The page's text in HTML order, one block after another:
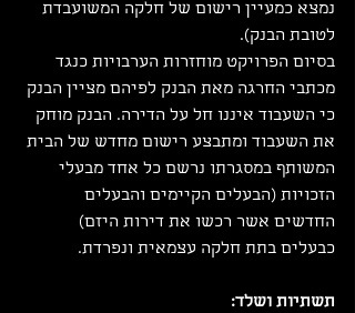
נמצא כמעיין רישום של חלקה המשועבדת
לטובת הבנק).
בסיום הפרויקט מוחזרות הערבויות כנגד
מכתבי החרגה מאת הבנק לפיהם מציין הבנק
כי השעבוד איננו חל על הדירה. הבנק מוחק
את השעבוד ומתבצע רישום מחדש של הבית
המשותף במסגרתו נרשם כל אחד מבעלי
הזכויות (הבעלים הקיימים והבעלים
החדשים אשר רכשו את דירות היזם)
כבעלים בתת חלקה עצמאית ונפרדת.
תשתיות ושלד: